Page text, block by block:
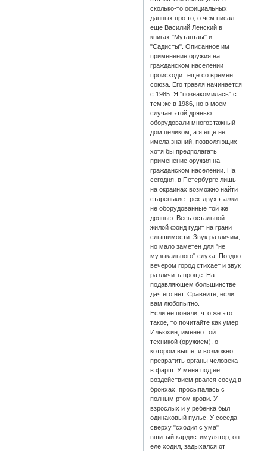
сколько-то официальных
данных про то, о чем писал
еще Василий Ленский в
книгах "Мутантаы" и
"Садисты". Описанное им
применение оружия на
гражданском населении
происходит еще со времен
союза. Его травля начинается
с 1985. Я "познакомилась" с
тем же в 1986, но в моем
случае этой дрянью
оборудовали многоэтажный
дом целиком, а я еще не
имела знаний, позволяющих
хотя бы предполагать
применение оружия на
гражданском населении. На
сегодня, в Петербурге лишь
на окраинах возможно найти
старенькие трех-двухэтажки
не оборудованные той же
дрянью. Весь остальной
жилой фонд гудит на грани
слышимости. Звук различим,
но мало заметен для "не
музыкального" слуха. Поздно
вечером город стихает и звук
различить проще. На
подавляющем большинстве
дач его нет. Сравните, если
вам любопытно.
Если не поняли, что же это
такое, то почитайте как умер
Ильюхин, именно той
техникой (оружием), о
котором выше, и возможно
превратить органы человека
в фарш. У меня под её
воздействием рвался сосуд в
бронхах, просыпалась с
полным ртом крови. У
взрослых и у ребенка был
одинаковый пульс. У соседа
сверху "сходил с ума"
вшитый кардистимулятор, он
еле ходил, задыхался от